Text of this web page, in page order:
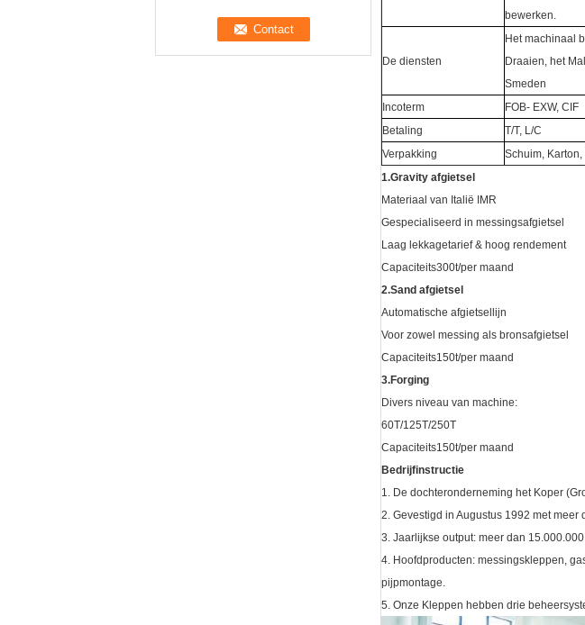
bewerken.
De diensten
Het machinaal
Draaien, het
Smeden
Incoterm
FOB- EXW, CIF
Betaling
T/T, L/C
Verpakking
Schuim,
1.Gravity afgietsel
Materiaal van Italië IMR
Gespecialiseerd in messingsafgietsel
Laag lekkagetarief & hoog rendement
Capaciteits300t/per maand
2.Sand afgietsel
Automatische afgietsellijn
Voor zowel messing als bronsafgietsel
Capaciteits150t/per maand
3.Forging
Divers niveau van machine:
60T/125T/250T
Capaciteits150t/per maand
Bedrijfinstructie
1. De dochteronderneming het Koper
2. Gevestigd in Augustus 1992 met
3. Jaarlijkse output: meer dan
4. Hoofdproducten: messingskleppen,
pijpmontage.
5. Onze Kleppen hebben drie